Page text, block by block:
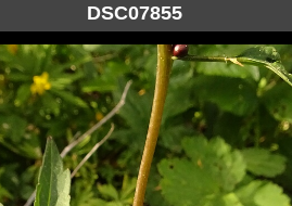
DSC07855